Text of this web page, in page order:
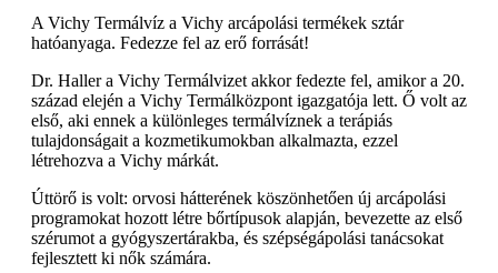
A Vichy Termálvíz a Vichy arcápolási termékek sztár
hatóanyaga. Fedezze fel az erő forrását!
Dr. Haller a Vichy Termálvizet akkor fedezte fel, amikor a 20.
század elején a Vichy Termálközpont igazgatója lett. Ő volt az
első, aki ennek a különleges termálvíznek a terápiás
tulajdonságait a kozmetikumokban alkalmazta, ezzel
létrehozva a Vichy márkát.
Úttörő is volt: orvosi hátterének köszönhetően új arcápolási
programokat hozott létre bőrtípusok alapján, bevezette az első
szérumot a gyógyszertárakba, és szépségápolási tanácsokat
fejlesztett ki nők számára.